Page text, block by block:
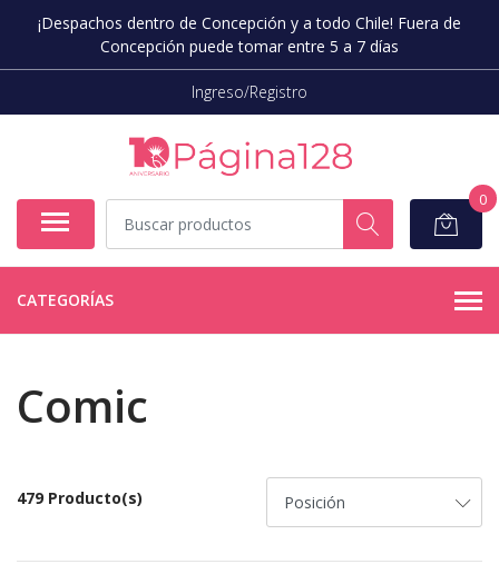
¡Despachos dentro de Concepción y a todo Chile! Fuera de
Concepción puede tomar entre 5 a 7 días
Ingreso/Registro
0
CATEGORÍAS
Comic
479 Producto(s)